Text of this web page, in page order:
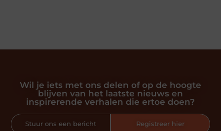
Wil je iets met ons delen of op de hoogte
blijven van het laatste nieuws en
inspirerende verhalen die ertoe doen?
Stuur ons een bericht
Registreer hier